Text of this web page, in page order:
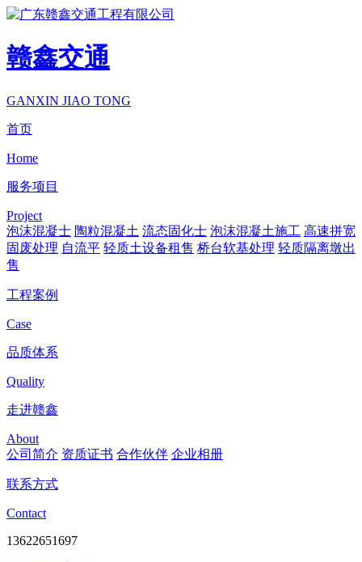
赣鑫交通
GANXIN JIAO TONG
首页
Home
服务项目
Project
泡沫混凝士 陶粒混凝土 流态固化士 泡沫混凝土施工 高速拼宽
固废处理 自流平 轻质土设备租售 桥台软基处理 轻质隔离墩出
售
工程案例
Case
品质体系
Quality
走进赣鑫
About
公司简介 资质证书 合作伙伴 企业相册
联系方式
Contact
13622651697